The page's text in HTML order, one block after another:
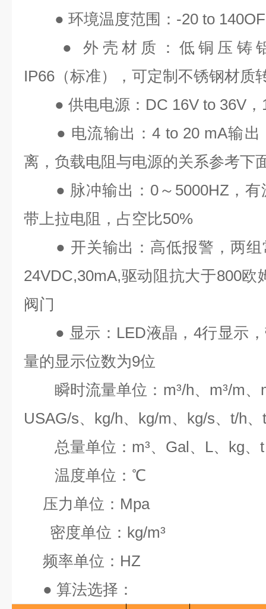
● 环境温度范围： -20 to
●外壳材质：低铜压铸
IP66 （标准），可定制不锈钢材质
● 供电电源： DC 16V to 36V ，
● 电流输出：4 to 20 mA输出
离，负载电阻与电源的关系参考下
● 脉冲输出： 0～ 5000HZ ，
带上拉电阻，占空比50%
● 开关输出：高低报警，两
24VDC,30mA,驱动阻抗大于800欧
阀门
● 显示： LED液晶， 4行显示
量的显示位数为9位
瞬时流量单位： m³/h、 m³/m、
USAG/s、 kg/h、 kg/m、 kg/s、 t/h、
总量单位： m³、 Gal、 L、 kg、 t
温度单位： ℃
压力单位： Mpa
密度单位： kg/m³
频率单位： HZ
● 算法选择：